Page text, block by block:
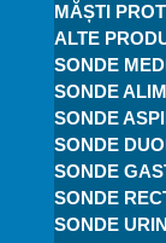
MĂȘTI
ALTE
SONDE
SONDE
SONDE
SONDE
SONDE
SONDE
SONDE